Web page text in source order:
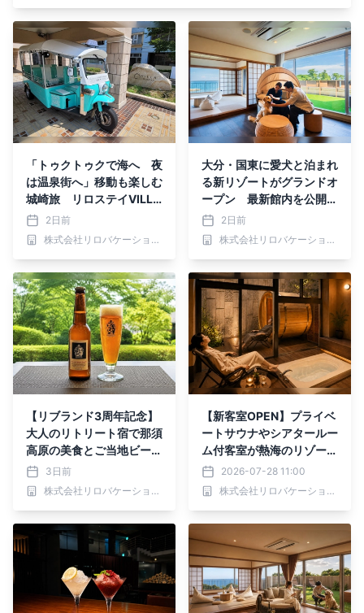
「トゥクトゥクで海へ 夜
は温泉街へ」移動も楽しむ
城崎旅 リロステイVILLA
城崎 ザ・コンドミニアム
が無料送迎サービスを開始
2日前
株式会社リロバケーションズ
大分・国東に愛犬と泊まれ
る新リゾートがグランドオ
ープン 最新館内を公開｜
くにさき 森と海のドッグ
リゾート
2日前
株式会社リロバケーションズ
【リブランド3周年記念】
大人のリトリート宿で那須
高原の美食とご当地ビール
を愉しむ期間限定プラン販
売｜2026年8月より
3日前
株式会社リロバケーションズ
【新客室OPEN】プライベ
ートサウナやシアタールー
ム付客室が熱海のリゾート
宿に誕生｜2026年8月よ
り順次
2026-07-28 11:00
株式会社リロバケーションズ